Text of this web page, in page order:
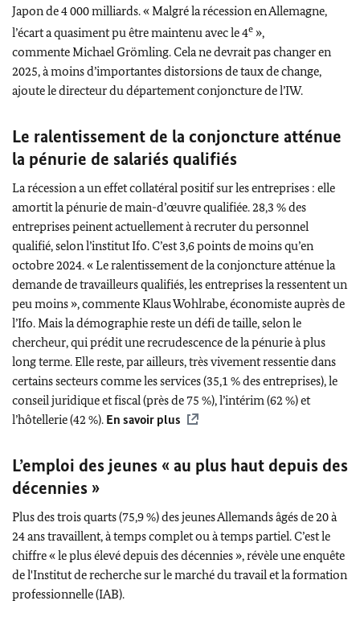
Japon de 4 000 milliards. « Malgré la récession en Allemagne,
l’écart a quasiment pu être maintenu avec le 4e»,
commenteMichael Grömling. Cela ne devrait pas changer en
2025, à moins d’importantes distorsions de taux de change,
ajoute le directeur du département conjoncture de l’IW.
Le ralentissement de la conjoncture atténue
la pénurie de salariés qualifiés
La récession a un effet collatéral positif sur les entreprises : elle
amortit la pénurie de main-d’œuvre qualifiée. 28,3 % des
entreprises peinent actuellement à recruter du personnel
qualifié, selon l’institut Ifo. C’est 3,6 points de moins qu’en
octobre 2024. « Le ralentissement de la conjoncture atténue la
demande de travailleurs qualifiés, les entreprises la ressentent un
peu moins », commenteKlaus Wohlrabe, économiste auprès de
l’Ifo. Mais la démographie reste un défi de taille, selon le
chercheur, qui prédit une recrudescence de la pénurie à plus
long terme. Elle reste, par ailleurs, très vivement ressentie dans
certains secteurs comme les services (35,1 % des entreprises), le
conseil juridique et fiscal (près de 75 %), l’intérim (62 %) et
l’hôtellerie (42 %). En savoir plus
L’emploi des jeunes « au plus haut depuis des
décennies »
Plus des trois quarts (75,9 %) des jeunes Allemands âgés de 20 à
24 ans travaillent, à temps complet ou à temps partiel. C’est le
chiffre « le plus élevé depuis des décennies », révèle une enquête
de l'Institut de recherche sur le marché du travail et la formation
professionnelle (IAB).